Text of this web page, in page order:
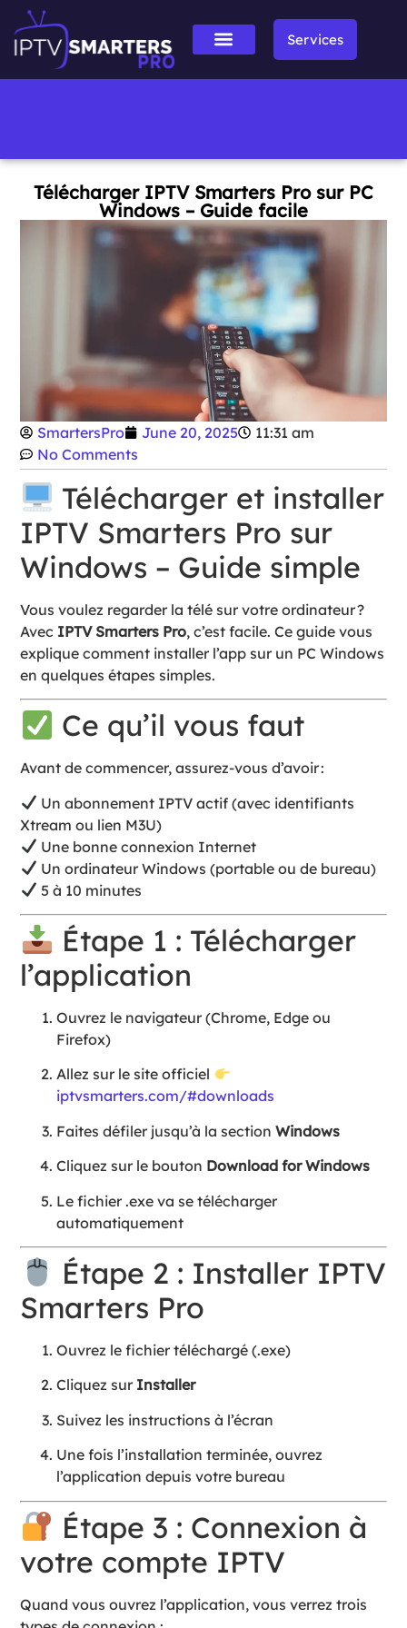
Services
Télécharger IPTV Smarters Pro sur PC
Windows – Guide facile
SmartersPro June 20, 2025
11:31 am
No Comments
Télécharger et installer
IPTV Smarters Pro sur
Windows – Guide simple
Vous voulez regarder la télé sur votre ordinateur ?
Avec IPTV Smarters Pro, c’est facile. Ce guide vous
explique comment installer l’app sur un PC Windows
en quelques étapes simples.
Ce qu’il vous faut
Avant de commencer, assurez-vous d’avoir :
Un abonnement IPTV actif (avec identifiants
Xtream ou lien M3U)
Une bonne connexion Internet
Un ordinateur Windows (portable ou de bureau)
5 à 10 minutes
Étape 1 : Télécharger
l’application
Ouvrez le navigateur (Chrome, Edge ou
Firefox)
Allez sur le site officiel
iptvsmarters.com/#downloads
Faites défiler jusqu’à la sectionWindows
Cliquez sur le bouton Download for Windows
Le fichier .exe va se télécharger
automatiquement
Étape 2 : Installer IPTV
Smarters Pro
Ouvrez le fichier téléchargé (.exe)
Cliquez sur Installer
Suivez les instructions à l’écran
Une fois l’installation terminée, ouvrez
l’application depuis votre bureau
Étape 3 : Connexion à
votre compte IPTV
Quand vous ouvrez l’application, vous verrez trois